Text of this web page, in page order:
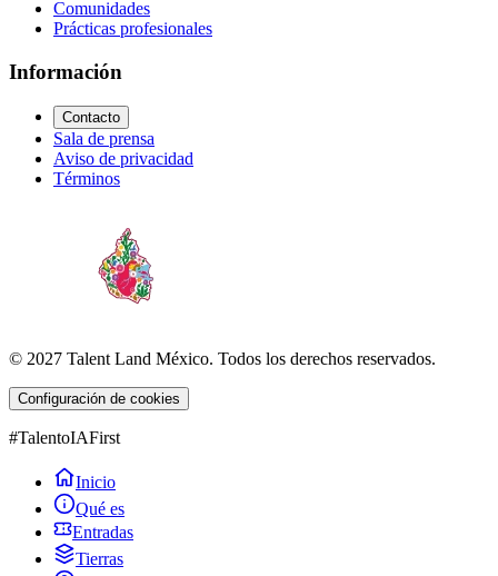
Comunidades
Prácticas profesionales
Información
Contacto
Sala de prensa
Aviso de privacidad
Términos
© 2027 Talent Land México. Todos los derechos reservados.
Configuración de cookies
#TalentoIAFirst
Inicio
Qué es
Entradas
Tierras